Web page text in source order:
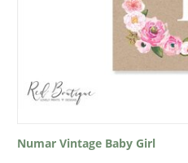
Numar Vintage Baby Girl